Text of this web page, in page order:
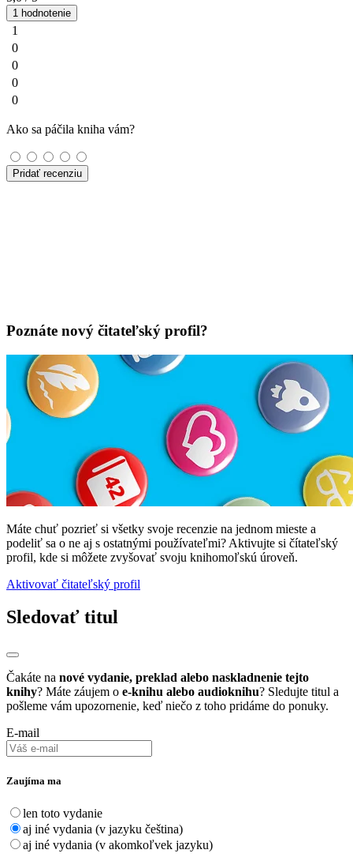
1 hodnotenie
1
0
0
0
0
Ako sa páčila kniha vám?
Pridať recenziu
Poznáte nový čitateľský profil?
Máte chuť pozrieť si všetky svoje recenzie na jednom mieste a
podeliť sa o ne aj s ostatnými používateľmi? Aktivujte si čítateľský
profil, kde si môžete zvyšovať svoju knihomoľskú úroveň.
Aktivovať čitateľský profil
Sledovať titul
Čakáte na nové vydanie, preklad alebo naskladnenie tejto
knihy? Máte záujem o e-knihu alebo audioknihu? Sledujte titul a
pošleme vám upozornenie, keď niečo z toho pridáme do ponuky.
E-mail
Zaujíma ma
len toto vydanie
aj iné vydania (v jazyku čeština)
aj iné vydania (v akomkoľvek jazyku)